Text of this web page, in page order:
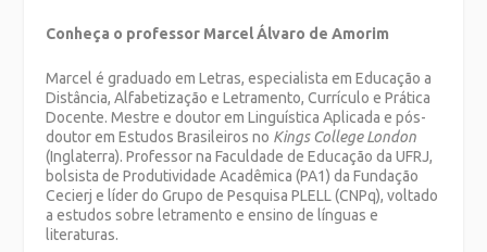
Conheça o professor Marcel Álvaro de Amorim
Marcel é graduado em Letras, especialista em Educação a
Distância, Alfabetização e Letramento, Currículo e Prática
Docente. Mestre e doutor em Linguística Aplicada e pós-
doutor em Estudos Brasileiros no Kings College London
(Inglaterra). Professor na Faculdade de Educação da UFRJ,
bolsista de Produtividade Acadêmica (PA1) da Fundação
Cecierj e líder do Grupo de Pesquisa PLELL (CNPq), voltado
a estudos sobre letramento e ensino de línguas e
literaturas.